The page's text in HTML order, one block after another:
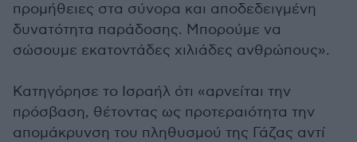
προμήθειες στα σύνορα και αποδεδειγμένη
δυνατότητα παράδοσης. Μπορούμε να
σώσουμε εκατοντάδες χιλιάδες ανθρώπους».
Κατηγόρησε το Ισραήλ ότι «αρνείται την
πρόσβαση, θέτοντας ως προτεραιότητα την
απομάκρυνση του πληθυσμού της Γάζας αντί